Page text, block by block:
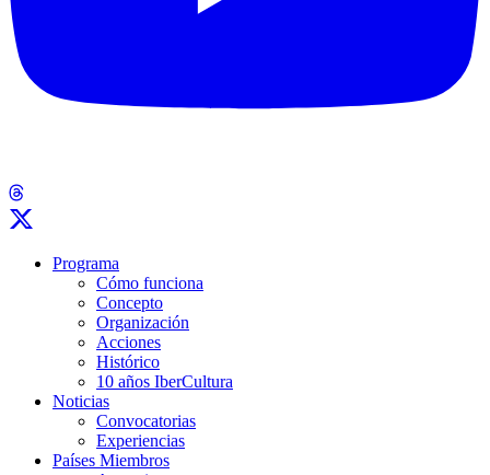
Programa
Cómo funciona
Concepto
Organización
Acciones
Histórico
10 años IberCultura
Noticias
Convocatorias
Experiencias
Países Miembros